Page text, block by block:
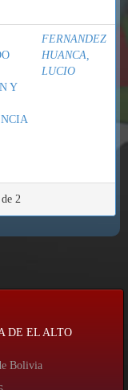
Y
FERNANDEZ
HUANCA,
LUCIO
2
DE EL ALTO
Bolivia